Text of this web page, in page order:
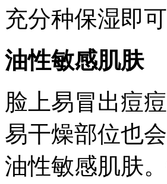
充分种保湿即可
油性敏感肌肤
脸上易冒出痘
易干燥部位也
油性敏感肌肤